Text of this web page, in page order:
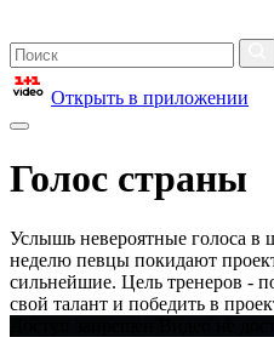
Открыть в приложении
Голос страны
Услышь невероятные голоса
неделю певцы покидают
сильнейшие. Цель тренеров -
свой талант и победить в
Доступ запрещен Видео не